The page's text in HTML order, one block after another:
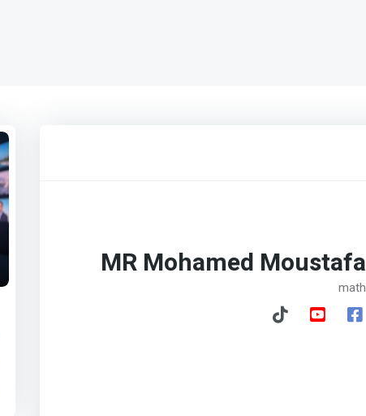
MR Mohamed Moustafa
math